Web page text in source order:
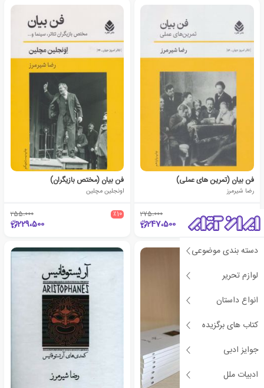
دسته بندی موضوعی
لوازم تحریر
انواع داستان
کتاب های برگزیده
جوایز ادبی
ادبیات ملل
فن بیان (تمرین های عملی)
رضا شیرمرز
275،000
247،500
فن بیان (مختص بازیگران)
اونجلین مچلین
٪10 255،000
229،500